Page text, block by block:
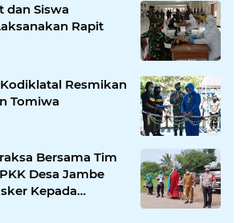
Rapit
Resmikan
Tomiwa
Bersama Tim
Desa Jambe
Kepada